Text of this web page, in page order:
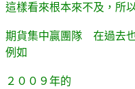
這樣看來根本來不及，所
期貨集中贏團隊 在過去
例如
２００９年的